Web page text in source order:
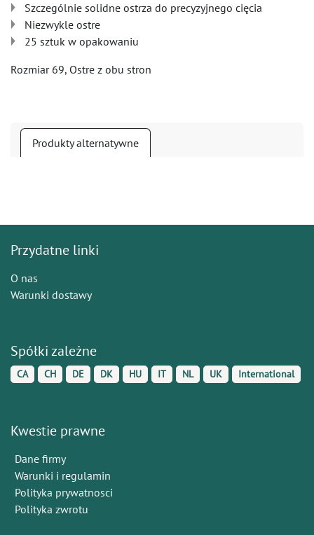
Szczególnie solidne ostrza do precyzyjnego cięcia
Niezwykle ostre
25 sztuk w opakowaniu
Rozmiar 69, Ostre z obu stron
Produkty alternatywne
Przydatne linki
O nas
Warunki dostawy
Spółki zależne
CA CH DE DK HU IT NL UK International
Kwestie prawne
Dane firmy
Warunki i regulamin
Polityka prywatnosci
Polityka zwrotu